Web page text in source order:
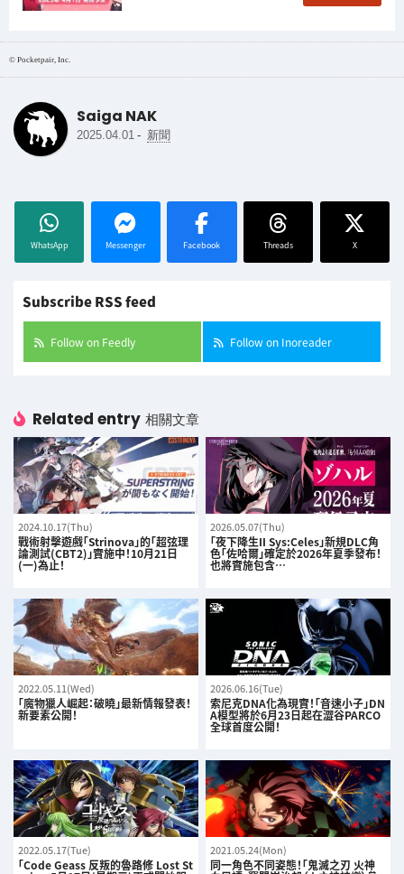
© Pocketpair, Inc.
Saiga NAK
2025.04.01 - 新聞
WhatsApp Messenger Facebook Threads X
Subscribe RSS feed
Follow on Feedly Follow on Inoreader
Related entry 相關文章
2024.10.17(Thu)
戰術射擊遊戲「Strinova」的「超弦理
論測試(CBT2)」實施中！10月21日
(一)為止！
2026.05.07(Thu)
「夜下降生II Sys:Celes」新規DLC角
色「佐哈爾」確定於2026年夏季發布！
也將實施包含…
2022.05.11(Wed)
「魔物獵人崛起：破曉」最新情報發表！
新要素公開！
2026.06.16(Tue)
索尼克DNA化為現實！「音速小子」DN
A模型將於6月23日起在澀谷PARCO
全球首度公開！
2022.05.17(Tue)
「Code Geass 反叛的魯路修 Lost St
2021.05.24(Mon)
同一角色不同姿態！「鬼滅之刃 火神